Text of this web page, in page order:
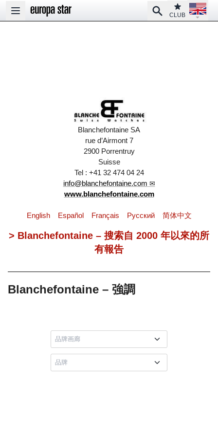
Open main menu
SearchClub
CLUB
Open
Blanchefontaine SA
rue d’Airmont 7
2900 Porrentruy
Suisse
Tel : +41 32 474 04 24
info@blanchefontaine.com
www.blanchefontaine.com
English Español Français Pусский 简体中文
> Blanchefontaine – 搜索自 2000 年以來的所
有報告
Blanchefontaine – 強調